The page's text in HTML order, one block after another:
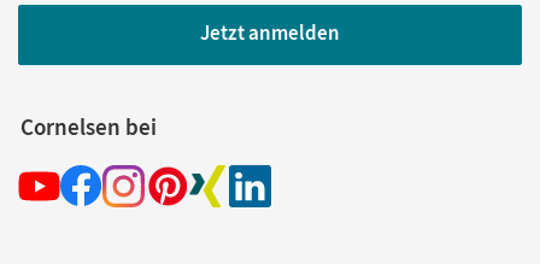
Jetzt anmelden
Cornelsen bei